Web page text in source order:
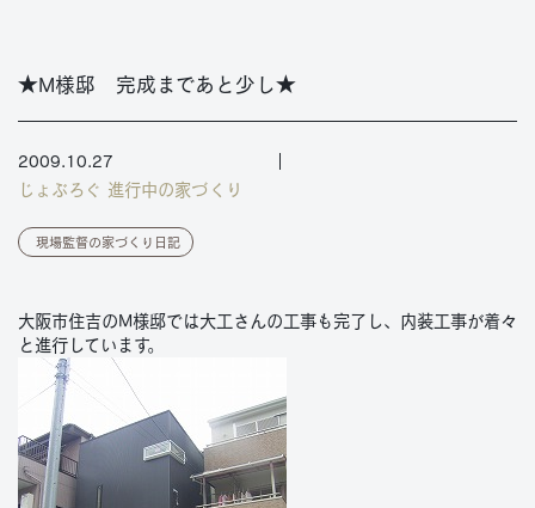
★M様邸 完成まであと少し★
2009.10.27
じょぶろぐ 進行中の家づくり
現場監督の家づくり日記
大阪市住吉のM様邸では大工さんの工事も完了し、内装工事が着々
と進行しています。